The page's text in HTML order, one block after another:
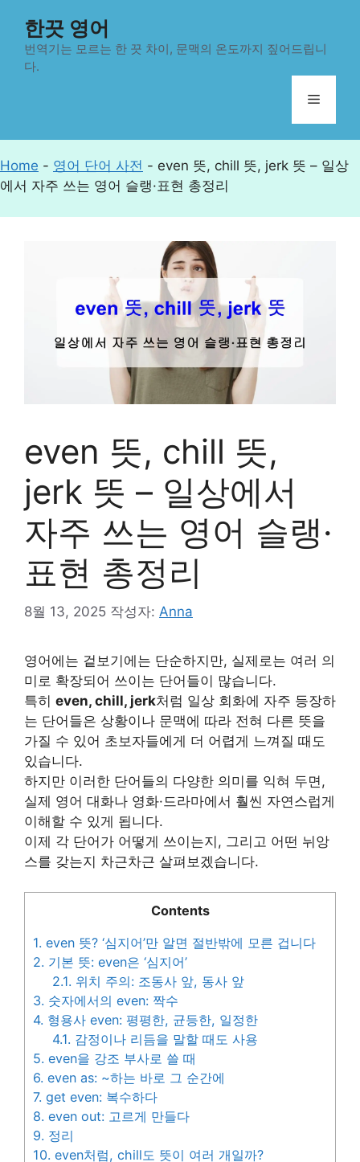
한끗 영어
번역기는 모르는 한 끗 차이, 문맥의 온도까지 짚어드립니
다.
메
Home - 영어 단어 사전 - even 뜻, chill 뜻, jerk 뜻 – 일상
에서 자주 쓰는 영어 슬랭·표현 총정리
even 뜻, chill 뜻,
jerk 뜻 – 일상에서
자주 쓰는 영어 슬랭·
표현 총정리
8월 13, 2025 작성자: Anna
영어에는 겉보기에는 단순하지만, 실제로는 여러 의
미로 확장되어 쓰이는 단어들이 많습니다.
특히 even, chill, jerk처럼 일상 회화에 자주 등장하
는 단어들은 상황이나 문맥에 따라 전혀 다른 뜻을
가질 수 있어 초보자들에게 더 어렵게 느껴질 때도
있습니다.
하지만 이러한 단어들의 다양한 의미를 익혀 두면,
실제 영어 대화나 영화·드라마에서 훨씬 자연스럽게
이해할 수 있게 됩니다.
이제 각 단어가 어떻게 쓰이는지, 그리고 어떤 뉘앙
스를 갖는지 차근차근 살펴보겠습니다.
Contents
1. even 뜻? ‘심지어’만 알면 절반밖에 모른 겁니다
2. 기본 뜻: even은 ‘심지어’
2.1. 위치 주의: 조동사 앞, 동사 앞
3. 숫자에서의 even: 짝수
4. 형용사 even: 평평한, 균등한, 일정한
4.1. 감정이나 리듬을 말할 때도 사용
5. even을 강조 부사로 쓸 때
6. even as: ~하는 바로 그 순간에
7. get even: 복수하다
8. even out: 고르게 만들다
9. 정리
10. even처럼, chill도 뜻이 여러 개일까?